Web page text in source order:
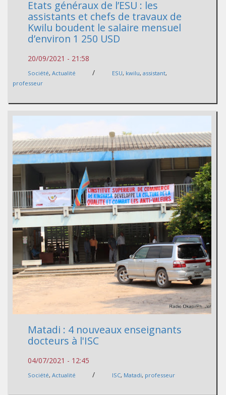
Etats généraux de l’ESU : les
assistants et chefs de travaux de
Kwilu boudent le salaire mensuel
d’environ 1 250 USD
20/09/2021 - 21:58
Société, Actualité / ESU, kwilu, assistant,
professeur
Matadi : 4 nouveaux enseignants
docteurs à l'ISC
04/07/2021 - 12:45
Société, Actualité / ISC, Matadi, professeur